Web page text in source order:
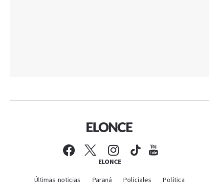
ELONCE
Últimas noticias Paraná Policiales
Política